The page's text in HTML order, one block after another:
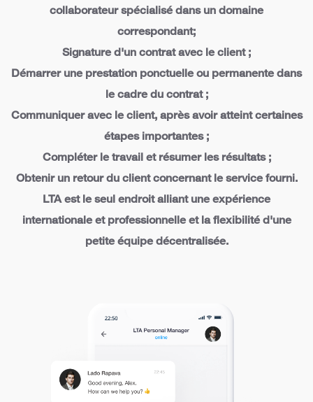
collaborateur spécialisé dans un domaine
correspondant;
Signature d'un contrat avec le client ;
Démarrer une prestation ponctuelle ou permanente dans
le cadre du contrat ;
Communiquer avec le client, après avoir atteint certaines
étapes importantes ;
Compléter le travail et résumer les résultats ;
Obtenir un retour du client concernant le service fourni.
LTA est le seul endroit alliant une expérience
internationale et professionnelle et la flexibilité d'une
petite équipe décentralisée.